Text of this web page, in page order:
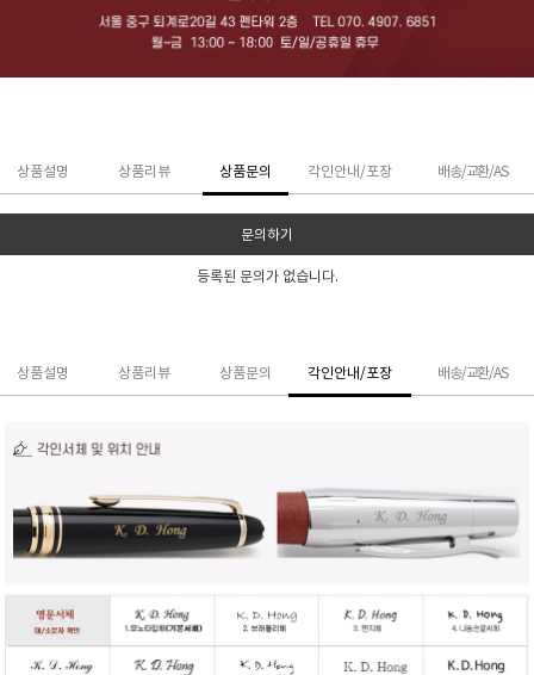
상품설명 상품리뷰 상품문의 각인안내/포장 배송/교환/AS
문의하기
등록된 문의가 없습니다.
상품설명 상품리뷰 상품문의 각인안내/포장 배송/교환/AS